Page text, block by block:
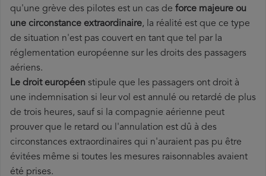
qu'une grève des pilotes est un cas de force majeure ou
une circonstance extraordinaire, la réalité est que ce type
de situation n'est pas couvert en tant que tel par la
réglementation européenne sur les droits des passagers
aériens.
Le droit européen stipule que les passagers ont droit à
une indemnisation si leur vol est annulé ou retardé de plus
de trois heures, sauf si la compagnie aérienne peut
prouver que le retard ou l'annulation est dû à des
circonstances extraordinaires qui n'auraient pas pu être
évitées même si toutes les mesures raisonnables avaient
été prises.